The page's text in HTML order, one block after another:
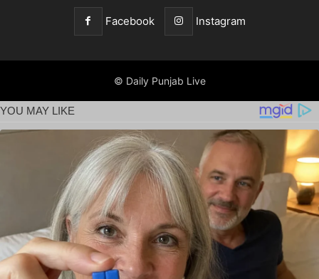
Facebook Instagram
© Daily Punjab Live